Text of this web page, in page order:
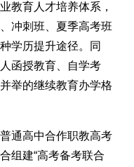
教育人才培养体系，
冲刺班、夏季高考班
学历提升途径。同
函授教育、自学考
举的继续教育办学格
通高中合作职教高考
组建“高考备考联合